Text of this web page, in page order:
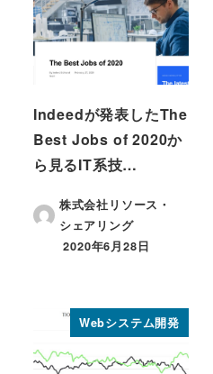
Indeedが発表したThe
Best Jobs of 2020か
ら見るIT系技…
株式会社リソース・
シェアリング
投稿日
2020年6月28日
Webシステム開発